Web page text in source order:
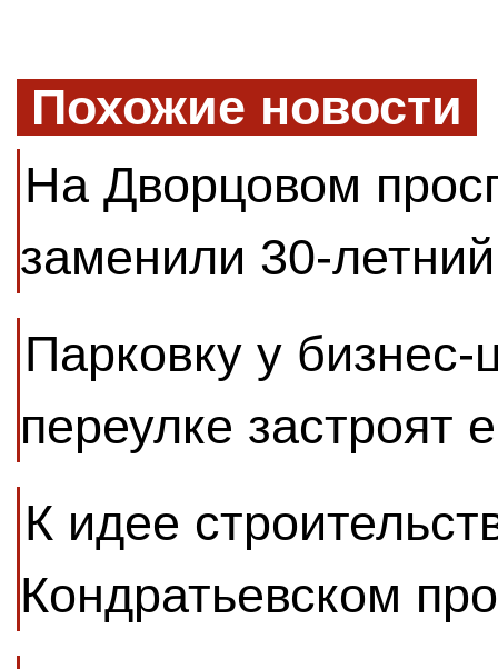
Похожие новости
На Дворцовом
заменили 30-
Парковку у
переулке
К идее
Кондратьевском